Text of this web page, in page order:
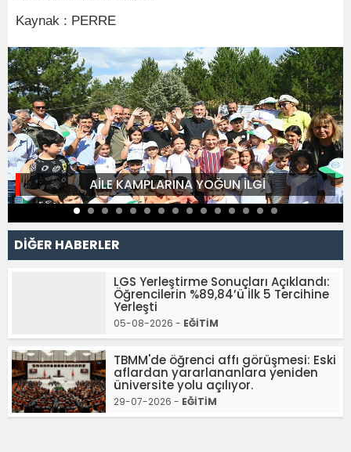
Kaynak : PERRE
AİLE KAMPLARINA YOĞUN İLGİ
DİĞER HABERLER
LGS Yerleştirme Sonuçları Açıklandı:
Öğrencilerin %89,84’ü İlk 5 Tercihine
Yerleşti
05-08-2026 - EĞİTİM
TBMM'de öğrenci affı görüşmesi: Eski
aflardan yararlananlara yeniden
üniversite yolu açılıyor.
29-07-2026 - EĞİTİM